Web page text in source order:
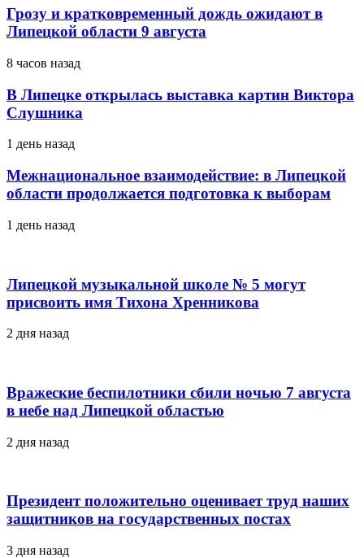
Грозу и кратковременный дождь ожидают в
Липецкой области 9 августа
8 часов назад
В Липецке открылась выставка картин Виктора
Слушника
1 день назад
Межнациональное взаимодействие: в Липецкой
области продолжается подготовка к выборам
1 день назад
Липецкой музыкальной школе № 5 могут
присвоить имя Тихона Хренникова
2 дня назад
Вражеские беспилотники сбили ночью 7 августа
в небе над Липецкой областью
2 дня назад
Президент положительно оценивает труд наших
защитников на государственных постах
3 дня назад